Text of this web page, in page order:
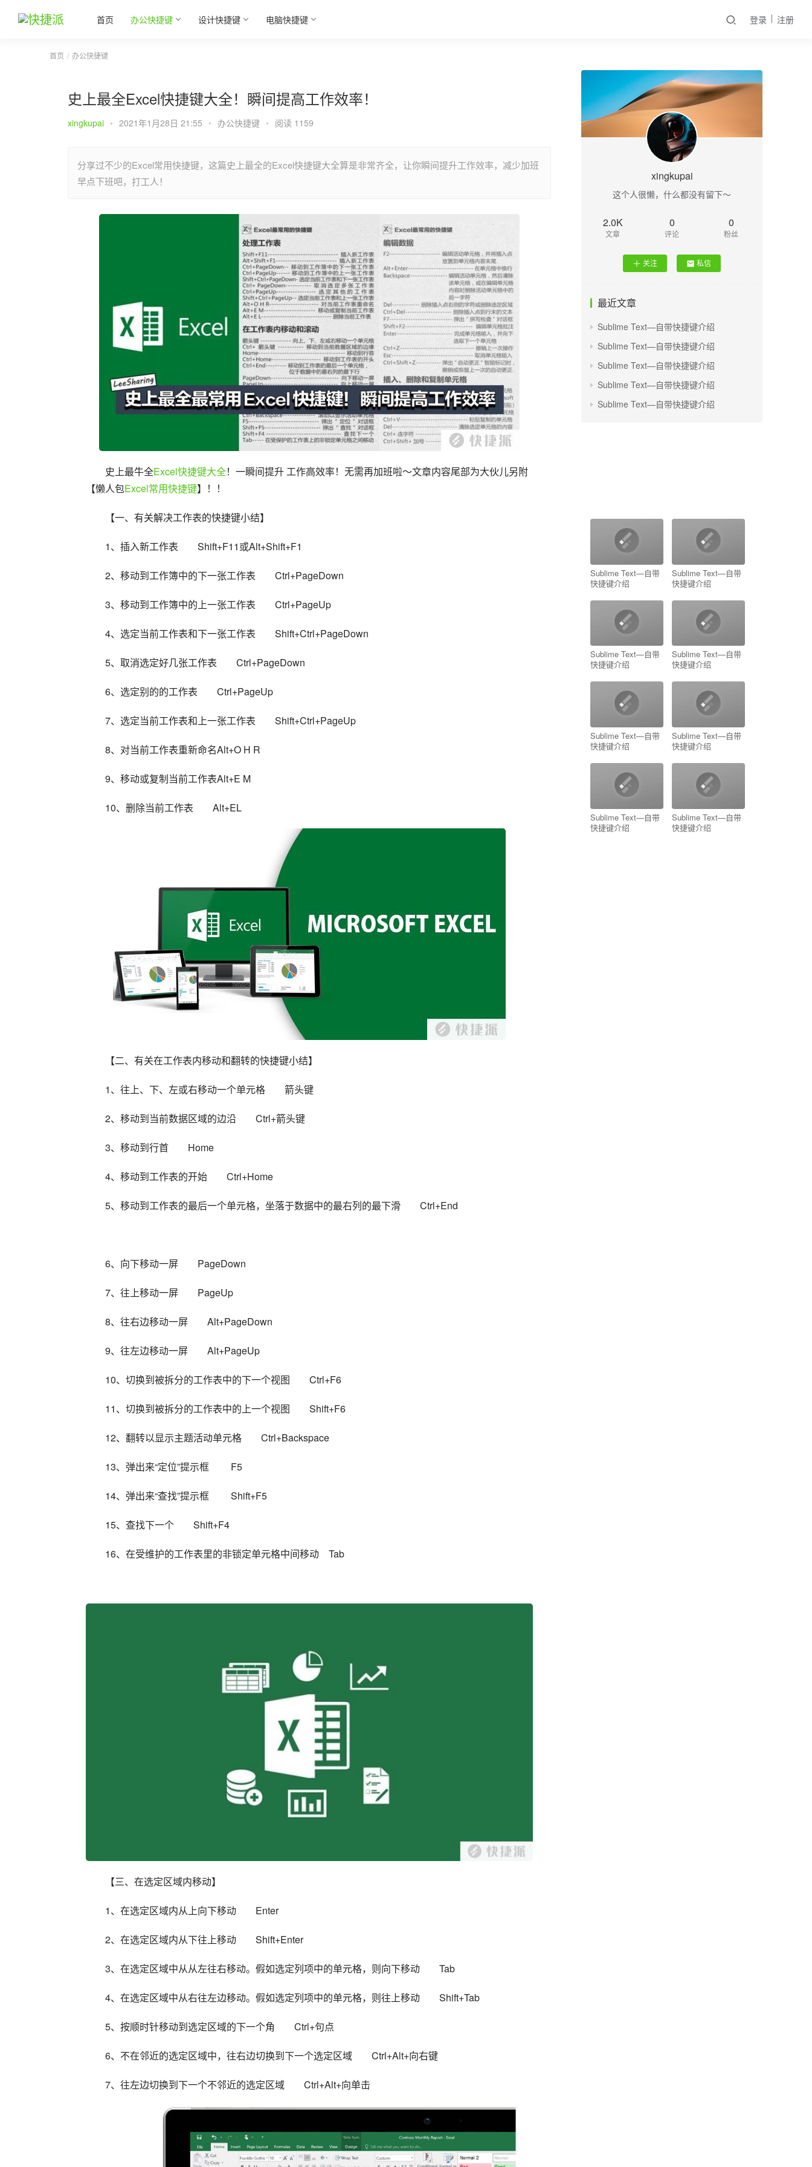
首页 办公快捷键 设计快捷键 电脑快捷键 登录 注册
首页 办公快捷键
史上最全Excel快捷键大全！瞬间提高工作效率！
xingkupai • 2021年1月28日 21:55 • 办公快捷键 • 阅读 1159
分享过不少的Excel常用快捷键，这篇史上最全的Excel快捷键大全算是非常齐全，让你瞬间提升工作效率，减少加班
早点下班吧，打工人！
史上最牛全Excel快捷键大全！一瞬间提升 工作高效率！无需再加班啦～文章内容尾部为大伙儿另附
【懒人包Excel常用快捷键】！！
【一、有关解决工作表的快捷键小结】
1、插入新工作表　　Shift+F11或Alt+Shift+F1
2、移动到工作簿中的下一张工作表　　Ctrl+PageDown
3、移动到工作簿中的上一张工作表　　Ctrl+PageUp
4、选定当前工作表和下一张工作表　　Shift+Ctrl+PageDown
5、取消选定好几张工作表　　Ctrl+PageDown
6、选定别的的工作表　　Ctrl+PageUp
7、选定当前工作表和上一张工作表　　Shift+Ctrl+PageUp
8、对当前工作表重新命名Alt+O H R
9、移动或复制当前工作表Alt+E M
10、删除当前工作表　　Alt+EL
【二、有关在工作表内移动和翻转的快捷键小结】
1、往上、下、左或右移动一个单元格　　箭头键
2、移动到当前数据区域的边沿　　Ctrl+箭头键
3、移动到行首　　Home
4、移动到工作表的开始　　Ctrl+Home
5、移动到工作表的最后一个单元格，坐落于数据中的最右列的最下滑　　Ctrl+End
6、向下移动一屏　　PageDown
7、往上移动一屏　　PageUp
8、往右边移动一屏　　Alt+PageDown
9、往左边移动一屏　　Alt+PageUp
10、切换到被拆分的工作表中的下一个视图　　Ctrl+F6
11、切换到被拆分的工作表中的上一个视图　　Shift+F6
12、翻转以显示主题活动单元格　　Ctrl+Backspace
13、弹出来“定位”提示框　　 F5
14、弹出来“查找”提示框　　 Shift+F5
15、查找下一个　　Shift+F4
16、在受维护的工作表里的非锁定单元格中间移动　Tab
【三、在选定区域内移动】
1、在选定区域内从上向下移动　　Enter
2、在选定区域内从下往上移动　　Shift+Enter
3、在选定区域中从从左往右移动。假如选定列项中的单元格，则向下移动　　Tab
4、在选定区域中从右往左边移动。假如选定列项中的单元格，则往上移动　　Shift+Tab
5、按顺时针移动到选定区域的下一个角　　Ctrl+句点
6、不在邻近的选定区域中，往右边切换到下一个选定区域　　Ctrl+Alt+向右键
7、往左边切换到下一个不邻近的选定区域　　Ctrl+Alt+向单击
xingkupai
这个人很懒，什么都没有留下～
2.0K
文章
0
评论
0
粉丝
关注 私信
最近文章
Sublime Text—自带快捷键介绍
Sublime Text—自带快捷键介绍
Sublime Text—自带快捷键介绍
Sublime Text—自带快捷键介绍
Sublime Text—自带快捷键介绍
Sublime Text—自带
快捷键介绍
Sublime Text—自带
快捷键介绍
Sublime Text—自带
快捷键介绍
Sublime Text—自带
快捷键介绍
Sublime Text—自带
快捷键介绍
Sublime Text—自带
快捷键介绍
Sublime Text—自带
快捷键介绍
Sublime Text—自带
快捷键介绍